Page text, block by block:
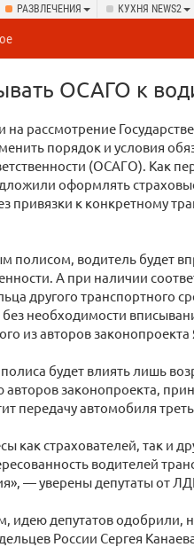
РАЗВЛЕЧЕНИЯ КУХНЯ NEWS2
ОСАГО к
рассмотрение
порядок и условия
(ОСАГО). Как
оформлять
привязки к конкретному
полисом, водитель будет
А при наличии
другого транспортного
без необходимости
из авторов
будет влиять лишь
законопроекта,
передачу автомобиля
как страхователей, так и
водителей
— уверены депутаты от
идею депутатов одобрили,
России Сергея